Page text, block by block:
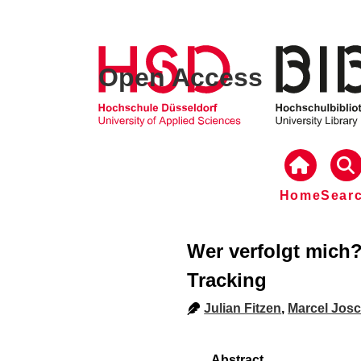
Open Access
Home
Wer verfolgt
Tracking
Julian Fitzen, Marcel